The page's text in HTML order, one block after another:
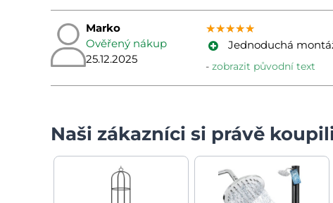
Marko
Ověřený nákup
25.12.2025
★★★★★
★★★★★
★★★★★
Jednoduchá
zobrazit původní text
Naši zákazníci si právě